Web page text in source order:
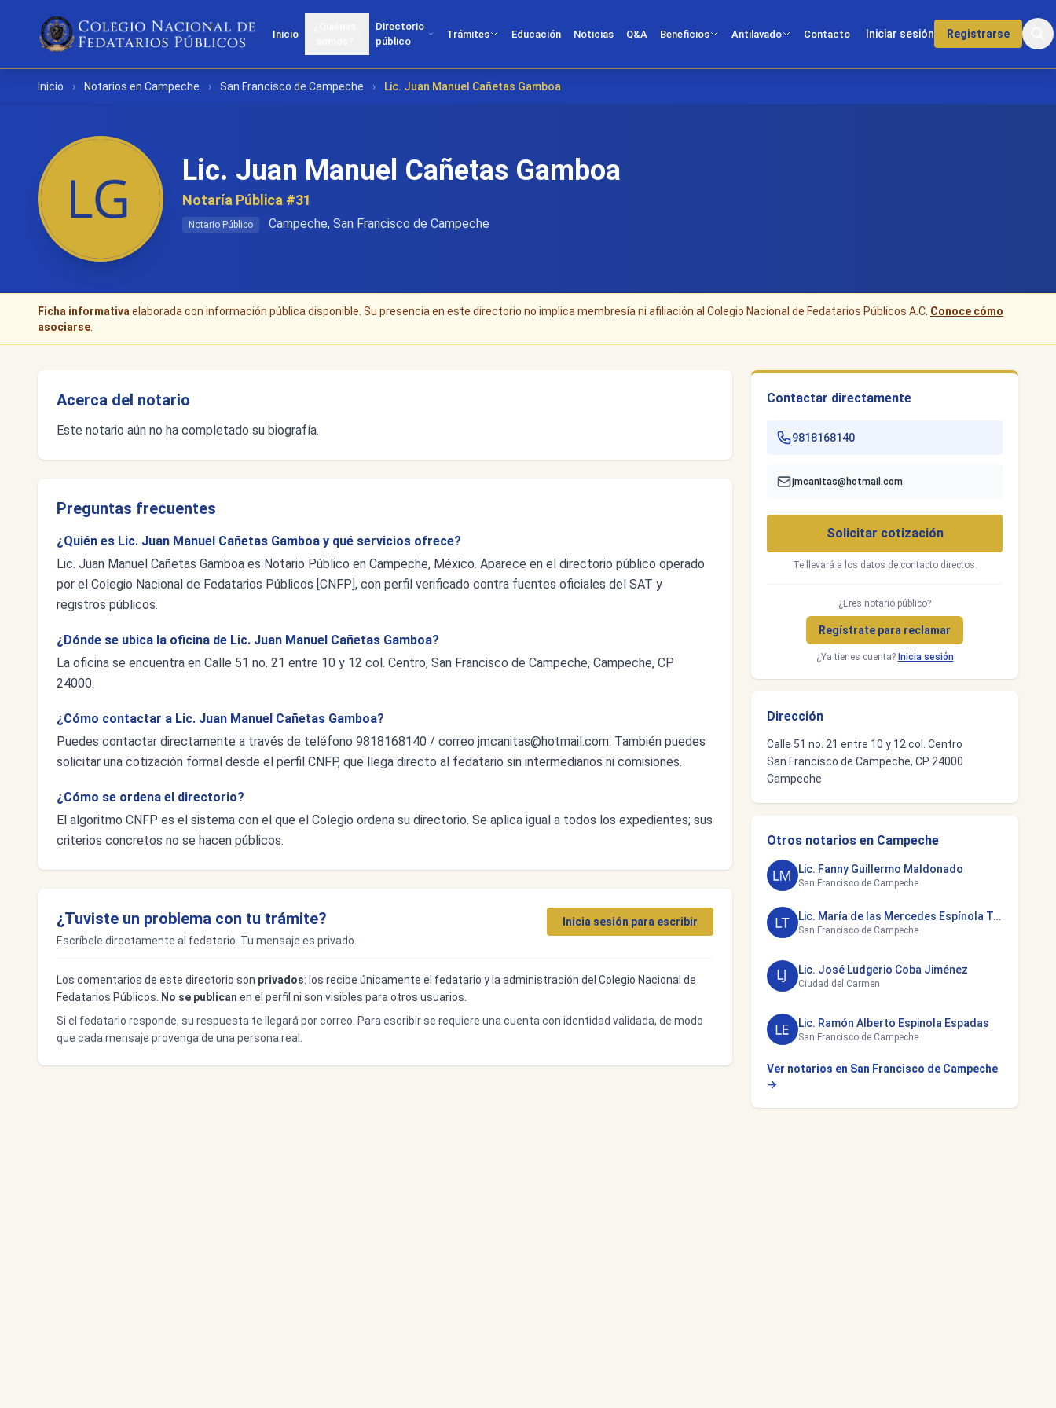
Inicio
Directorio
público
Trámites Educación Noticias Q&A Beneficios Antilavado Contacto Iniciar sesión Registrarse
Inicio › Notarios en Campeche › San Francisco de Campeche › Lic. Juan Manuel Cañetas Gamboa
Lic. Juan Manuel Cañetas Gamboa
Notaría Pública #31
Notario Público Campeche, San Francisco de Campeche
Ficha informativa elaborada con información pública disponible. Su presencia en este directorio no implica membresía ni afiliación al Colegio Nacional de Fedatarios Públicos A.C. Conoce cómo
asociarse
Acerca del notario
Este notario aún no ha completado su biografía.
Preguntas frecuentes
¿Quién es Lic. Juan Manuel Cañetas Gamboa y qué servicios ofrece?
Lic. Juan Manuel Cañetas Gamboa es Notario Público en Campeche, México. Aparece en el directorio público operado
por el Colegio Nacional de Fedatarios Públicos [CNFP], con perfil verificado contra fuentes oficiales del SAT y
registros públicos.
¿Dónde se ubica la oficina de Lic. Juan Manuel Cañetas Gamboa?
La oficina se encuentra en Calle 51 no. 21 entre 10 y 12 col. Centro, San Francisco de Campeche, Campeche, CP
24000.
¿Cómo contactar a Lic. Juan Manuel Cañetas Gamboa?
Puedes contactar directamente a través de teléfono 9818168140 / correo jmcanitas@hotmail.com. También puedes
solicitar una cotización formal desde el perfil CNFP, que llega directo al fedatario sin intermediarios ni comisiones.
¿Cómo se ordena el directorio?
El algoritmo CNFP es el sistema con el que el Colegio ordena su directorio. Se aplica igual a todos los expedientes; sus
criterios concretos no se hacen públicos.
¿Tuviste un problema con tu trámite?
Escríbele directamente al fedatario. Tu mensaje es privado.
Inicia sesión para escribir
Los comentarios de este directorio son privados: los recibe únicamente el fedatario y la administración del Colegio Nacional de
Fedatarios Públicos.
No se publican en el perfil ni son visibles para otros usuarios.
Si el fedatario responde, su respuesta te llegará por correo. Para escribir se requiere una cuenta con identidad validada, de modo
que cada mensaje provenga de una persona real.
Contactar directamente
9818168140
jmcanitas@hotmail.com
Solicitar cotización
Te llevará a los datos de contacto directos.
¿Eres notario público?
Regístrate para reclamar
¿Ya tienes cuenta? Inicia sesión
Dirección
Calle 51 no. 21 entre 10 y 12 col. Centro
San Francisco de Campeche, CP 24000
Campeche
Otros notarios en Campeche
Lic. Fanny Guillermo Maldonado
San Francisco de Campeche
Lic. María de las Mercedes Espínola Toraya
San Francisco de Campeche
Lic. José Ludgerio Coba Jiménez
Ciudad del Carmen
Lic. Ramón Alberto Espinola Espadas
San Francisco de Campeche
Ver notarios en San Francisco de Campeche
→